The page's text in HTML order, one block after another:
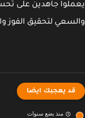
جاهدين على تحسين
لتحقيق الفوز
قد يعجبك ايضا
منذ بضع سنوات